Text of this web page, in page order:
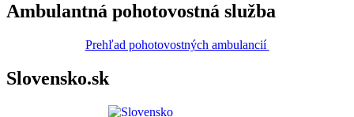
Ambulantná pohotovostná služba
Prehľad pohotovostných ambulancií
Slovensko.sk